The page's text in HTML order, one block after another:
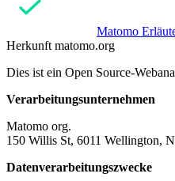
Matomo
Herkunft matomo.org
Dies ist ein Open Source-
Verarbeitungsunternehmen
Matomo org.
150 Willis St, 6011 Wellington,
Datenverarbeitungszwecke